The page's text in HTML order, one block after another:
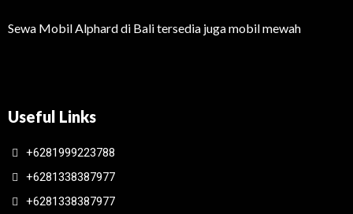
Sewa Mobil Alphard di Bali tersedia juga mobil mewah
Useful Links
+6281999223788
+6281338387977
+6281338387977